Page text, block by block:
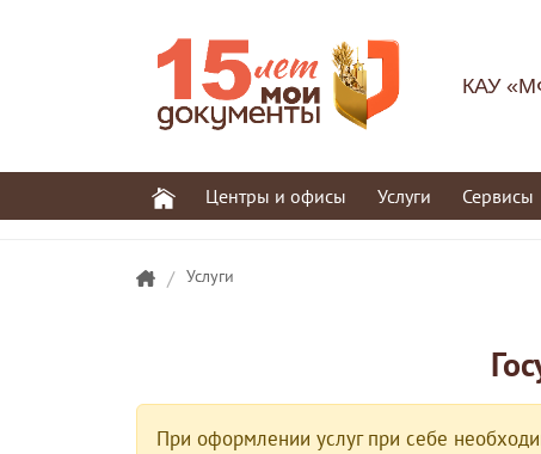
КАУ
Центры и офисы Услуги Сервисы
/ Услуги
При оформлении услуг при себе